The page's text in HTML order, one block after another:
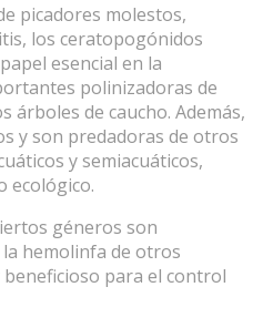
picadores molestos,
los ceratopogónidos
esencial en la
polinizadoras de
árboles de caucho. Además,
y son predadoras de otros
y semiacuáticos,
ecológico.
géneros son
hemolinfa de otros
para el control